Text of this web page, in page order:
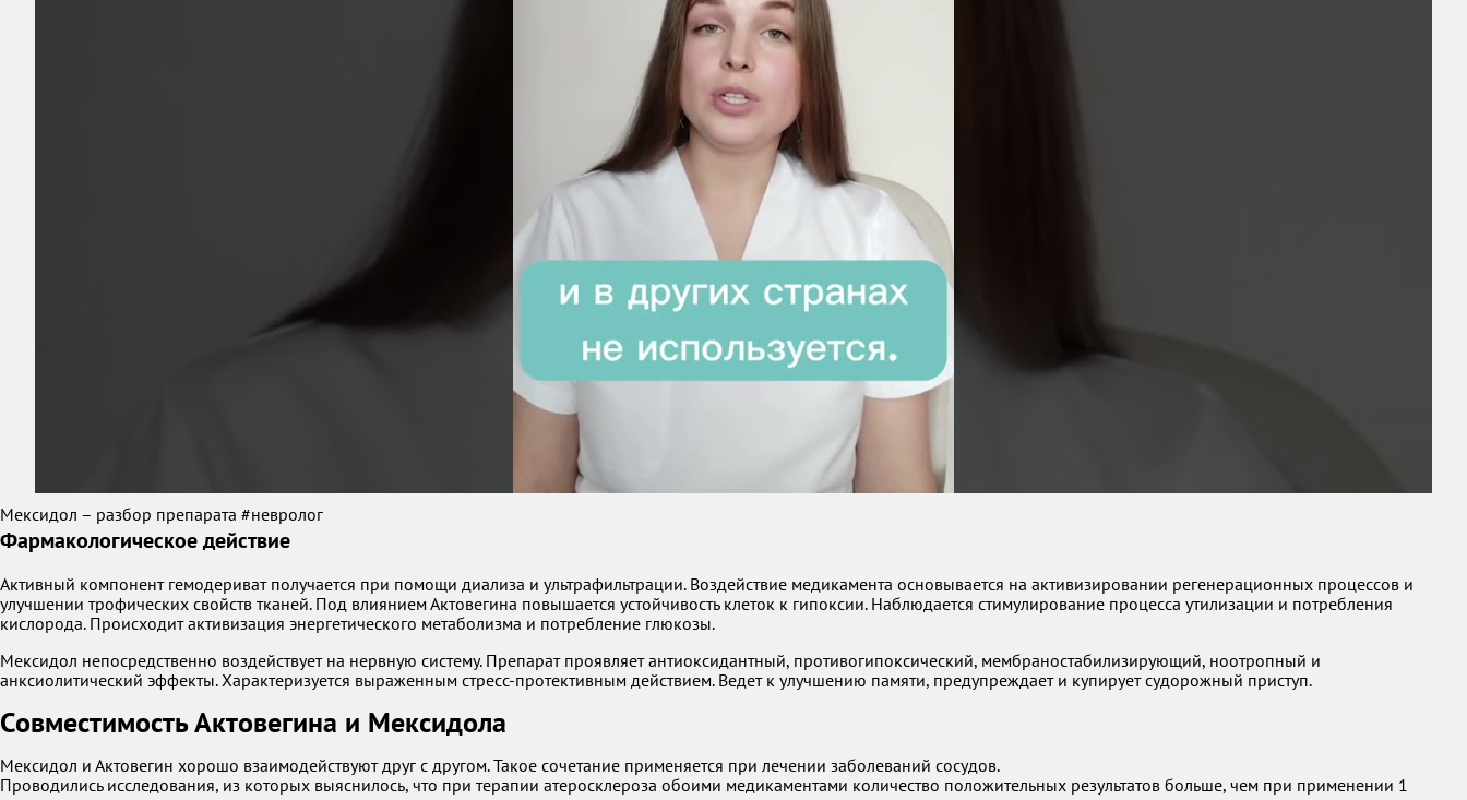
Мексидол – разбор препарата #невролог
Фармакологическое действие
Активный компонент гемодериват получается при помощи диализа и ультрафильтрации. Воздействие медикамента основывается на активизировании регенерационных процессов и
улучшении трофических свойств тканей. Под влиянием Актовегина повышается устойчивость клеток к гипоксии. Наблюдается стимулирование процесса утилизации и потребления
кислорода. Происходит активизация энергетического метаболизма и потребление глюкозы.
Мексидол непосредственно воздействует на нервную систему. Препарат проявляет антиоксидантный, противогипоксический, мембраностабилизирующий, ноотропный и
анксиолитический эффекты. Характеризуется выраженным стресс-протективным действием. Ведет к улучшению памяти, предупреждает и купирует судорожный приступ.
Совместимость Актовегина и Мексидола
Мексидол и Актовегин хорошо взаимодействуют друг с другом. Такое сочетание применяется при лечении заболеваний сосудов.
Проводились исследования, из которых выяснилось, что при терапии атеросклероза обоими медикаментами количество положительных результатов больше, чем при применении 1